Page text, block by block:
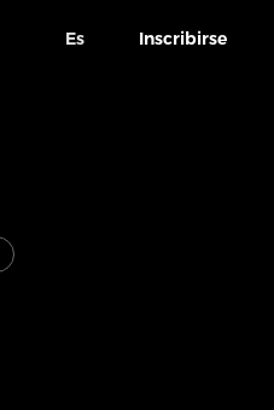
Es Inscribirse